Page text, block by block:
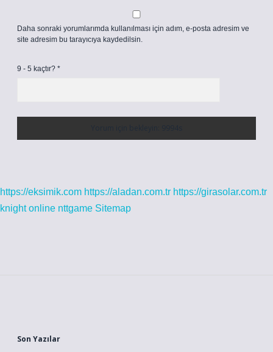
Daha sonraki yorumlarımda kullanılması için adım, e-posta adresim ve
site adresim bu tarayıcıya kaydedilsin.
9 - 5 kaçtır? *
https://eksimik.com https://aladan.com.tr https://girasolar.com.tr
knight online nttgame Sitemap
Son Yazılar